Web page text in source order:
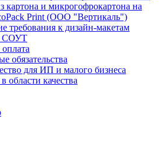
картона и микрогофрокартона на
Print (ООО "Вертикаль")
требования к дизайн-макетам
СОУТ
обязательства
для ИП и малого бизнеса
области качества